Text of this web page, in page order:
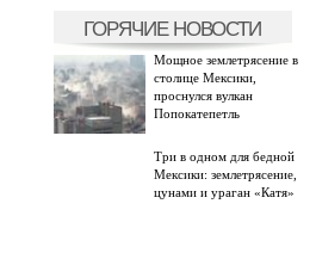
ГОРЯЧИЕ НОВОСТИ
Мощное землетрясение в
столице Мексики,
проснулся вулкан
Попокатепетль
Три в одном для бедной
Мексики: землетрясение,
цунами и ураган «Катя»